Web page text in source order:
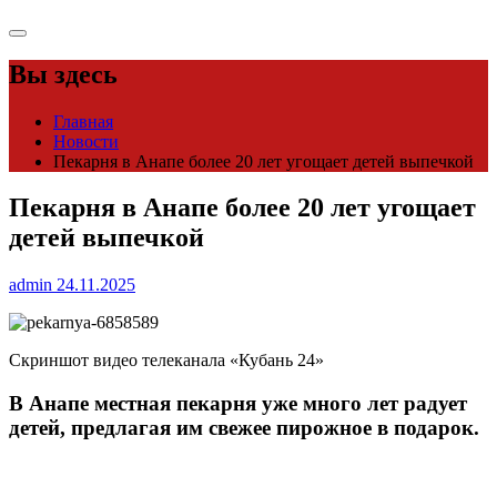
Вы здесь
Главная
Новости
Пекарня в Анапе более 20 лет угощает детей выпечкой
Пекарня в Анапе более 20 лет угощает
детей выпечкой
admin 24.11.2025
Скриншот видео телеканала «Кубань 24»
В Анапе местная пекарня уже много лет радует
детей, предлагая им свежее пирожное в подарок.